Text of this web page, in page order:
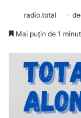
radio.total
Mai puțin de 1 minut